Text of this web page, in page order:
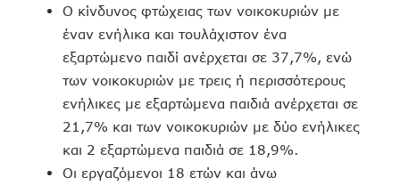
Ο κίνδυνος φτώχειας των νοικοκυριών με
έναν ενήλικα και τουλάχιστον ένα
εξαρτώμενο παιδί ανέρχεται σε 37,7%, ενώ
των νοικοκυριών με τρεις ή περισσότερους
ενήλικες με εξαρτώμενα παιδιά ανέρχεται σε
21,7% και των νοικοκυριών με δύο ενήλικες
και 2 εξαρτώμενα παιδιά σε 18,9%.
Οι εργαζόμενοι 18 ετών και άνω